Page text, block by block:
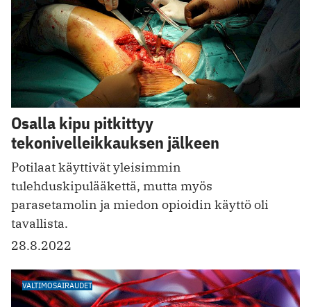
Osalla kipu pitkittyy
tekonivelleikkauksen jälkeen
Potilaat käyttivät yleisimmin
tulehduskipulääkettä, mutta myös
parasetamolin ja miedon opioidin käyttö oli
tavallista.
28.8.2022
VALTIMOSAIRAUDET